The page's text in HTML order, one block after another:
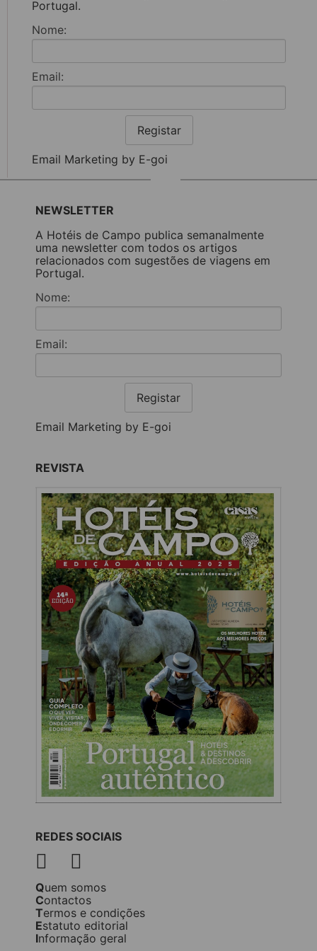
Portugal.
Nome:
Email:
Registar
Email Marketing by E-goi
NEWSLETTER
A Hotéis de Campo publica semanalmente
uma newsletter com todos os artigos
relacionados com sugestões de viagens em
Portugal.
Nome:
Email:
Registar
Email Marketing by E-goi
REVISTA
REDES SOCIAIS
Quem somos
Contactos
Termos e condições
Estatuto editorial
Informação geral